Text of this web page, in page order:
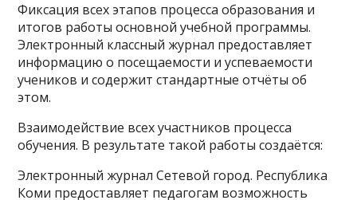
Фиксация всех этапов процесса образования и
итогов работы основной учебной программы.
Электронный классный журнал предоставляет
информацию о посещаемости и успеваемости
учеников и содержит стандартные отчёты об
этом.
Взаимодействие всех участников процесса
обучения. В результате такой работы создаётся:
Электронный журнал Сетевой город. Республика
Коми предоставляет педагогам возможность